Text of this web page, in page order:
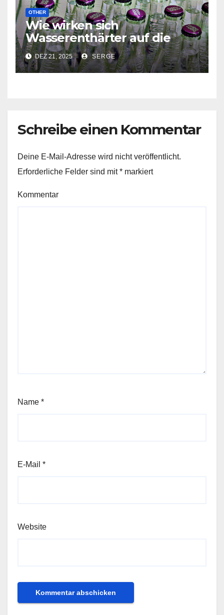
OTHER
Wie wirken sich
Wasserenthärter auf die
Lebensdauer Ihrer
Haushaltsgeräte aus?
DEZ 21, 2025 SERGE
Schreibe einen Kommentar
Deine E-Mail-Adresse wird nicht veröffentlicht.
Erforderliche Felder sind mit* markiert
Kommentar
Name *
E-Mail *
Website